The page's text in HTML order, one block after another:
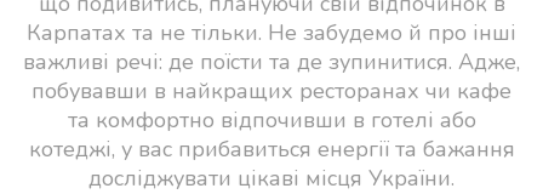
Карпатах та не тільки. Не забудемо й про інші
важливі речі: де поїсти та де зупинитися. Адже,
побувавши в найкращих ресторанах чи кафе
та комфортно відпочивши в готелі або
котеджі, у вас прибавиться енергії та бажання
досліджувати цікаві місця України.